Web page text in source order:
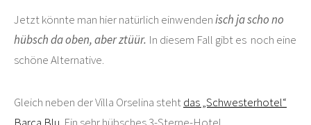
Jetzt könnte man hier natürlich einwendenisch ja scho no
hübsch daoben, aber ztüür. In diesem Fall gibt es noch eine
schöne Alternative.
Gleich neben der Villa Orselina stehtdas „Schwesterhotel“